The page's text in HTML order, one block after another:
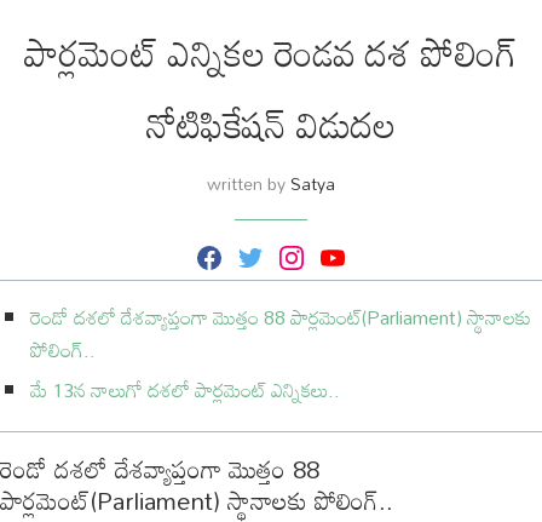
పార్లమెంట్ ఎన్నికల రెండవ దశ పోలింగ్
నోటిఫికేషన్ విడుదల
written bySatya
F
a
e
k
T
w
t
I
n
s
t
a
m
Y
o
T
రెండో దశలో దేశవ్యాప్తంగా మొత్తం 88 పార్లమెంట్(Parliament) స్థానాలకు
పోలింగ్..
మే 13న నాలుగో దశలో పార్లమెంట్ ఎన్నికలు..
రెండో దశలో దేశవ్యాప్తంగా మొత్తం 88
పార్లమెంట్(Parliament) స్థానాలకు పోలింగ్..